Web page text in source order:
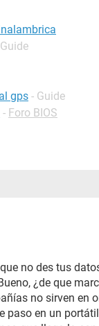
gps - Guide
- Foro BIOS
no des tus
¿de que
no sirven en
paso en un